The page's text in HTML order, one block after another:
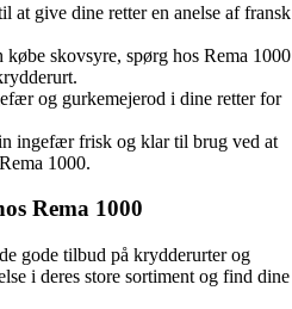
at give dine retter en anelse af fransk
skovsyre, spørg hos Rema 1000
og gurkemejerod i dine retter for
ingefær frisk og klar til brug ved at
1000.
Rema 1000
gode tilbud på krydderurter og
i deres store sortiment og find dine